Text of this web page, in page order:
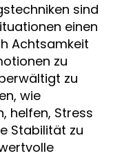
sind
einen
Achtsamkeit
zu
zu
wie
helfen, Stress
Stabilität zu